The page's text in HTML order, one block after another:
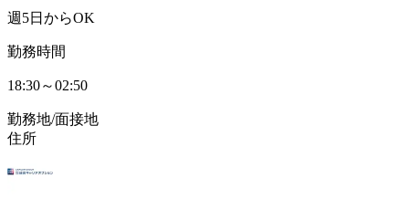
週5日からOK
勤務時間
18:30～02:50
勤務地/面接地
住所